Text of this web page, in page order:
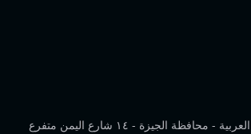
جمهورية مصر العربية - محافظة الجيزة - ١٤ شارع اليمن متفرع